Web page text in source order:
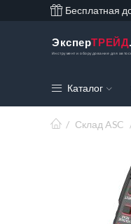
Бесплатная
ЭксперТРЕЙД
Инструмент и оборудование для
Каталог
/ Склад ASC